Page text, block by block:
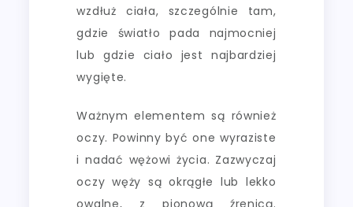
wzdłuż ciała, szczególnie tam,
gdzie światło pada najmocniej
lub gdzie ciało jest najbardziej
wygięte.
Ważnym elementem są również
oczy. Powinny być one wyraziste
i nadać wężowi życia. Zazwyczaj
oczy węży są okrągłe lub lekko
owalne, z pionową źrenicą.